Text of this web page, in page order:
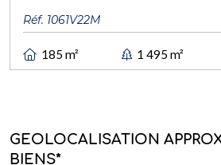
Réf. 1061V22M
185 m² 1 495 m²
GEOLOCALISATION
BIENS*